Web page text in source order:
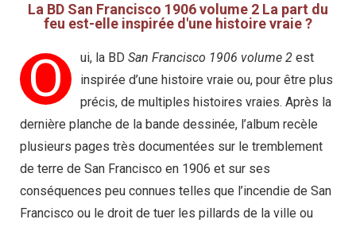
La BD San Francisco 1906 volume 2 La part du
feu est-elle inspirée d'une histoire vraie ?
O ui, la BD San Francisco 1906 volume 2 est
inspirée d’une histoire vraie ou, pour être plus
précis, de multiples histoires vraies. Après la
dernière planche de la bande dessinée, l’album recèle
plusieurs pages très documentées sur le tremblement
de terre de San Francisco en 1906 et sur ses
conséquences peu connues telles que l’incendie de San
Francisco ou le droit de tuer les pillards de la ville ou